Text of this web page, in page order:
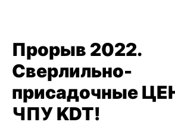
Прорыв 2022.
Сверлильно-
присадочные
ЧПУ KDT!